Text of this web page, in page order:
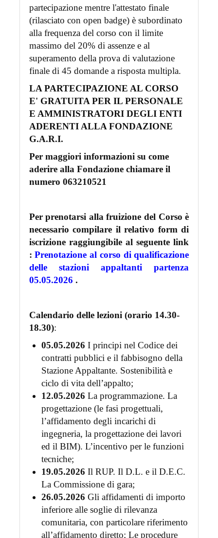
partecipazione mentre l'attestato finale
(rilasciato con open badge) è subordinato
alla frequenza del corso con il limite
massimo del 20% di assenze e al
superamento della prova di valutazione
finale di 45 domande a risposta multipla.
LA PARTECIPAZIONE AL CORSO
E' GRATUITA PER IL PERSONALE
E AMMINISTRATORI DEGLI ENTI
ADERENTI ALLA FONDAZIONE
G.A.R.I.
Per maggiori informazioni su come
aderire alla Fondazione chiamare il
numero 063210521
Per prenotarsi alla fruizione del Corso è
necessario compilare il relativo form di
iscrizione raggiungibile al seguente link
:Prenotazione al corso di qualificazione
delle stazioni appaltanti partenza
05.05.2026 .
Calendario delle lezioni (orario 14.30-
18.30):
05.05.2026 I principi nel Codice dei
contratti pubblici e il fabbisogno della
Stazione Appaltante. Sostenibilità e
ciclo di vita dell’appalto;
12.05.2026 La programmazione. La
progettazione (le fasi progettuali,
l’affidamento degli incarichi di
ingegneria, la progettazione dei lavori
ed il BIM). L’incentivo per le funzioni
tecniche;
19.05.2026 Il RUP. Il D.L. e il D.E.C.
La Commissione di gara;
26.05.2026 Gli affidamenti di importo
inferiore alle soglie di rilevanza
comunitaria, con particolare riferimento
all’affidamento diretto; Le procedure